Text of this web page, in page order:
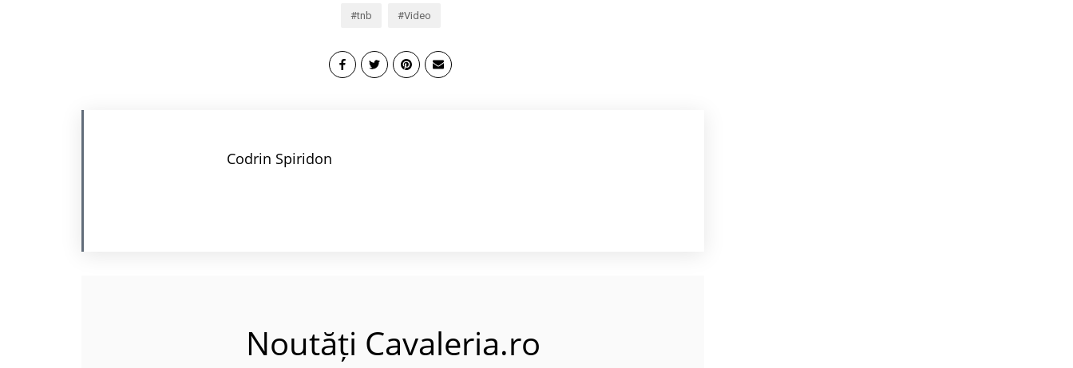
tnb Video
Codrin Spiridon
Noutăți Cavaleria.ro